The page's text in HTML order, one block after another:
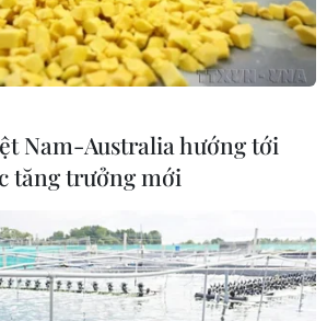
Nam-Australia hướng tới
tăng trưởng mới